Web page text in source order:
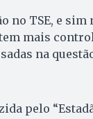
no TSE, e sim
mais
na
pelo